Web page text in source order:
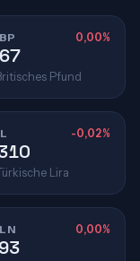
0,00%
Pfund
-0,02%
Lira
0,00%